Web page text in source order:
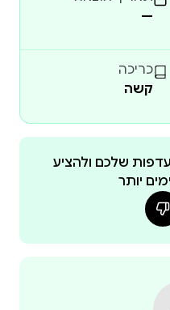
—
כריכה
קשה
שלכם ולהציע
יותר